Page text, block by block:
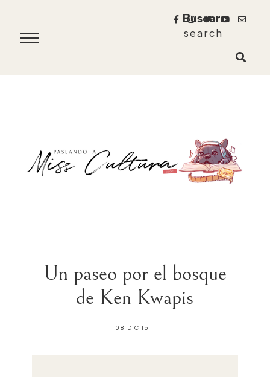
Buscar
Un paseo por el bosque
de Ken Kwapis
08 DIC 15